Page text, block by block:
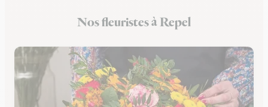
Fleuristes à CharmesNos fleuristes à Repel